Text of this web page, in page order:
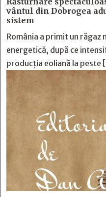
vântul din Dobrogea
sistem
România a primit un răgaz
energetică, după ce
producția eoliană la peste